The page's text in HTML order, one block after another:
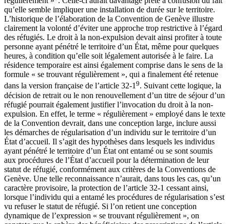
qu’elle semble impliquer une installation de durée sur le territoire.
L’historique de l’élaboration de la Convention de Genève illustre
clairement la volonté d’éviter une approche trop restrictive à l’égard
des réfugiés. Le droit à la non-expulsion devait ainsi profiter à toute
personne ayant pénétré le territoire d’un État, même pour quelques
heures, à condition qu’elle soit légalement autorisée à le faire. La
résidence temporaire est ainsi également comprise dans le sens de la
formule « se trouvant régulièrement », qui a finalement été retenue
dans la version française de l’article 32-19. Suivant cette logique, la
décision de retrait ou le non renouvellement d’un titre de séjour d’un
réfugié pourrait également justifier l’invocation du droit à la non-
expulsion. En effet, le terme « régulièrement » employé dans le texte
de la Convention devrait, dans une conception large, inclure aussi
les démarches de régularisation d’un individu sur le territoire d’un
État d’accueil. Il s’agit des hypothèses dans lesquels les individus
ayant pénétré le territoire d’un État ont entamé ou se sont soumis
aux procédures de l’État d’accueil pour la détermination de leur
statut de réfugié, conformément aux critères de la Conventions de
Genève. Une telle reconnaissance n’aurait, dans tous les cas, qu’un
caractère provisoire, la protection de l’article 32-1 cessant ainsi,
lorsque l’individu qui a entamé les procédures de régularisation s’est
vu refuser le statut de réfugié. Si l’on retient une conception
dynamique de l’expression « se trouvant régulièrement », on